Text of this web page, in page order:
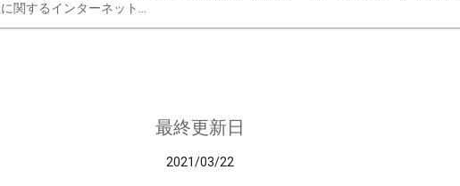
関するインターネット...
最終更新日
2021/03/22